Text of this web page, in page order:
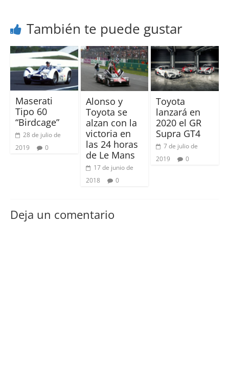
También te puede gustar
Maserati
Tipo 60
“Birdcage”
28 de julio de
2019
0
Alonso y
Toyota se
alzan con la
victoria en
las 24 horas
de Le Mans
17 de junio de
2018
0
Toyota
lanzará en
2020 el GR
Supra GT4
7 de julio de
2019
0
Deja un comentario